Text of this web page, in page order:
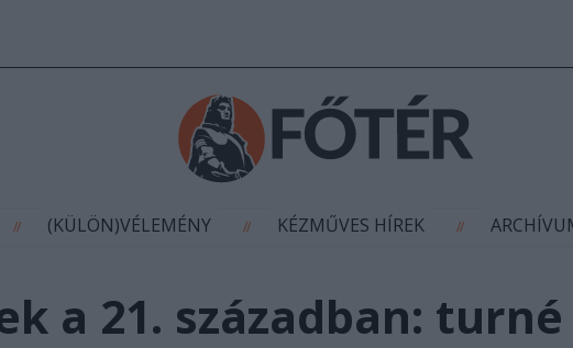
KÉZMŰVES
// (KÜLÖN)VÉLEMÉNY // KÉZMŰVES HÍREK //
a 21. században: